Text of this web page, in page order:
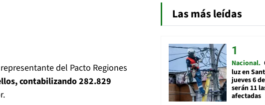
del Pacto Regiones
contabilizando 282.829
Las más leídas
Nacional
luz en
jueves 6
serán 11
afectadas